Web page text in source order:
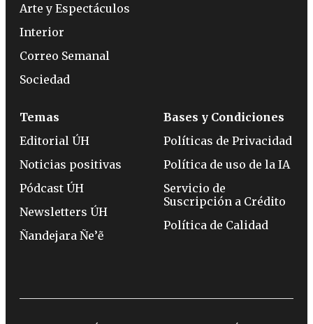
Arte y Espectáculos
Interior
Correo Semanal
Sociedad
Temas
Editorial ÚH
Noticias positivas
Pódcast ÚH
Newsletters ÚH
Ñandejara Ñe’ẽ
Bases y Condiciones
Políticas de Privacidad
Política de uso de la IA
Servicio de
Suscripción a Crédito
Política de Calidad